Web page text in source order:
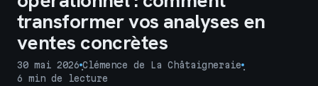
BUSINESS
MARKETING
TECH
transformer vos analyses en
ventes concrètes
30 mai 2026
·
Clémence de La Châtaigneraie
·
6 min de lecture